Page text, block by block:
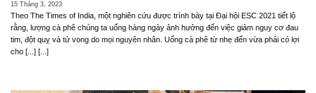
15 Tháng 3, 2023
Theo The Times of India, một nghiên cứu được trình bày tại Đại hội ESC 2021 tiết lộ
rằng, lượng cà phê chúng ta uống hàng ngày ảnh hưởng đến việc giảm nguy cơ đau
tim, đột quỵ và tử vong do mọi nguyên nhân. Uống cà phê từ nhẹ đến vừa phải có lợi
cho [...] [...]